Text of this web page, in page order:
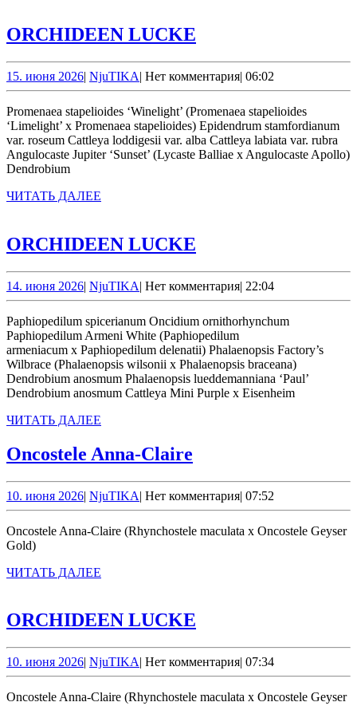
ORCHIDEEN LUCKE
15. июня 202615.
июня
2026
| NjuTIKANjuTIKA
| Нет комментария| 06:02
Promenaea stapelioides ‘Winelight’ (Promenaea stapelioides
‘Limelight’ x Promenaea stapelioides) Epidendrum stamfordianum
var. roseum Cattleya loddigesii var. alba Cattleya labiata var. rubra
Angulocaste Jupiter ‘Sunset’ (Lycaste Balliae x Angulocaste Apollo)
Dendrobium
ЧИТАТЬ ДАЛЕЕ
ORCHIDEEN LUCKE
14. июня 202614.
июня
2026
| NjuTIKANjuTIKA
| Нет комментария| 22:04
Paphiopedilum spicerianum Oncidium ornithorhynchum
Paphiopedilum Armeni White (Paphiopedilum
armeniacum x Paphiopedilum delenatii) Phalaenopsis Factory’s
Wilbrace (Phalaenopsis wilsonii x Phalaenopsis braceana)
Dendrobium anosmum Phalaenopsis lueddemanniana ‘Paul’
Dendrobium anosmum Cattleya Mini Purple x Eisenheim
ЧИТАТЬ ДАЛЕЕ
Oncostele Anna-Claire
Claire
10. июня 202610.
июня
2026
| NjuTIKANjuTIKA
| Нет комментария| 07:52
Oncostele Anna-Claire (Rhynchostele maculata x Oncostele Geyser
Gold)
ЧИТАТЬ ДАЛЕЕ
ORCHIDEEN LUCKE
10. июня 202610.
июня
2026
| NjuTIKANjuTIKA
| Нет комментария| 07:34
Oncostele Anna-Claire (Rhynchostele maculata x Oncostele Geyser